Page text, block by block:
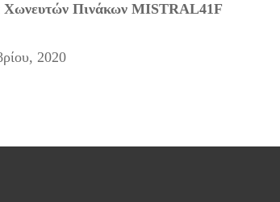
Πινάκων MISTRAL41F
2020